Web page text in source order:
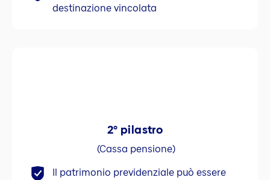
destinazione vincolata
2° pilastro
(Cassa pensione)
Il patrimonio previdenziale può essere